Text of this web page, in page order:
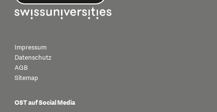
Impressum
Datenschutz
AGB
Sitemap
OST auf Social Media